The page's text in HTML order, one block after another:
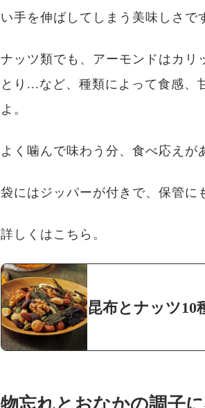
い手を伸ばしてしまう美味しさで
ナッツ類でも、アーモンドはカ
とり...など、種類によって食感、
よ。
よく噛んで味わう分、食べ応え
袋にはジッパーが付きで、保管に
詳しくはこちら。
昆布とナッツ10